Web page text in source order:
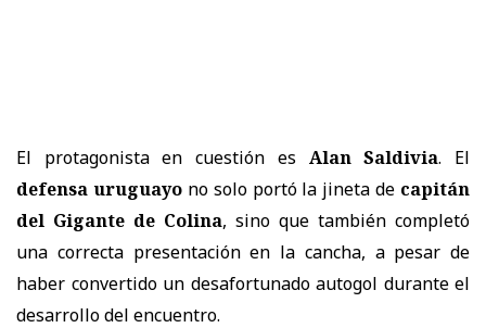
El protagonista en cuestión es Alan Saldivia. El
defensa uruguayono solo portó la jineta de capitán
del Gigante de Colina, sino que también completó
una correcta presentación en la cancha, a pesar de
haber convertido un desafortunado autogol durante el
desarrollo del encuentro.